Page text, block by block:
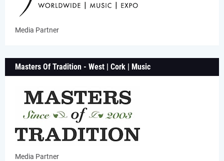
Media Partner
Masters Of Tradition - West | Cork | Music
Media Partner